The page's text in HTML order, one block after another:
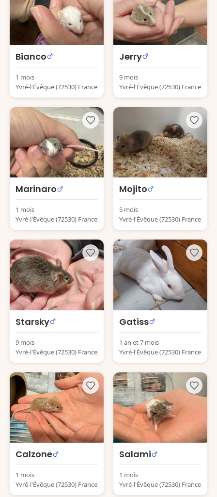
Bianco
1 mois
Yvré-l'Évêque (72530) France
Jerry
9 mois
Yvré-l'Évêque (72530) France
Marinaro
1 mois
Yvré-l'Évêque (72530) France
Mojito
5 mois
Yvré-l'Évêque (72530) France
Starsky
9 mois
Yvré-l'Évêque (72530) France
Gatiss
1 an et 7 mois
Yvré-l'Évêque (72530) France
Calzone
1 mois
Yvré-l'Évêque (72530) France
Salami
1 mois
Yvré-l'Évêque (72530) France